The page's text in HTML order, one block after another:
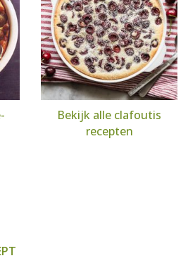
Bekijk alle clafoutis
recepten